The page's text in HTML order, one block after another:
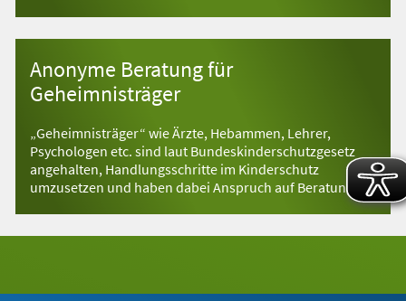
Anonyme Beratung für
Geheimnisträger
„Geheimnisträger“ wie Ärzte, Hebammen, Lehrer,
Psychologen etc. sind laut Bundeskinderschutzgesetz
angehalten, Handlungsschritte im Kinderschutz
umzusetzen und haben dabei Anspruch auf Beratung.